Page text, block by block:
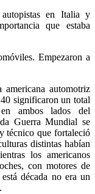
en Italia y
que estaba
Empezaron a
automotriz
significaron un total
ambos lados del
Guerra Mundial se
técnico que fortaleció
distintas habían
los americanos
con motores de
década no era un